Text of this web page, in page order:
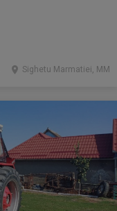
Sighetu Marmatiei, MM